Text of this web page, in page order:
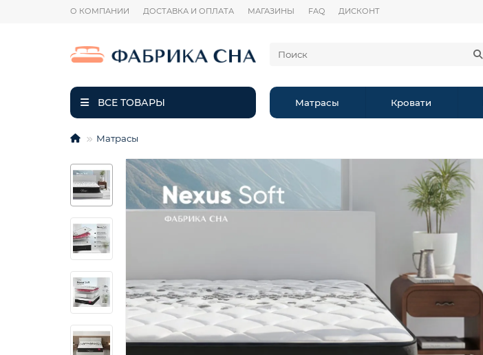
О КОМПАНИИ ДОСТАВКА И ОПЛАТА МАГАЗИНЫ FAQ ДИСКОНТ
ВСЕ ТОВАРЫ Матрасы Кровати
Матрасы